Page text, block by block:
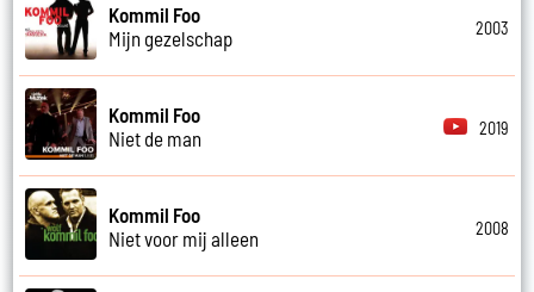
Kommil Foo
Mijn gezelschap
2003
Kommil Foo
Niet de man
2019
Kommil Foo
Niet voor mij alleen
2008